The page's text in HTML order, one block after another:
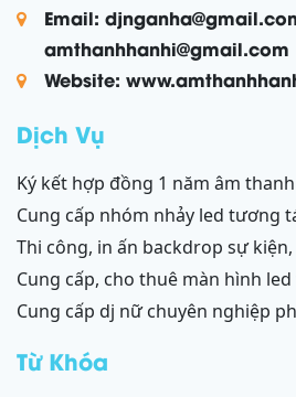
Email:
amthanhhanhi@gmail.com
Website:
Dịch Vụ
ký kết hợp đồng 1 năm âm thanh ánh sáng – sân khấu
resort mũi né, tiến thành, kê gà,
cung cấp nhóm nhảy led tương tác, trống nước tại
ninh thuận – bình thuận
thi công, in ấn backdrop sự kiện, backdrop gala dinner,
backdrop team building,
3d, chữ nổi từ formex, chữ nổi
phan thiết, bình thuận - ninh
cung cấp, cho thuê màn hình led tại phan thiết - bình
thuận, ninh thuận - ninh chữ -
cung cấp dj nữ chuyên nghiệp phan thiết, bình thuận;
Từ Khóa